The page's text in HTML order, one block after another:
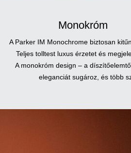
Monokróm
A Parker IM Monochrome biztosan
Teljes tolltest luxus érzetet és
A monokróm design – a
eleganciát sugároz, és több